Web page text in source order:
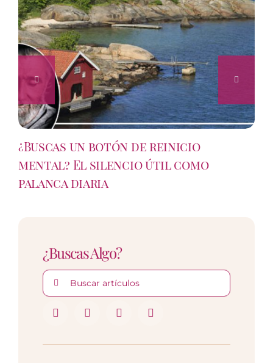
¿Buscas un botón de reinicio
mental? El silencio útil como
palanca diaria
¿Buscas Algo?
Buscar: